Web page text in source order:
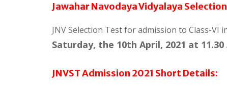
Jawahar Navodaya Vidyalaya
JNV Selection Test for admission to Class-VI
Saturday, the 10th April, 2021 at 11.30
JNVST Admission 2021 Short Details: